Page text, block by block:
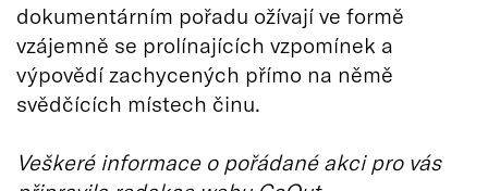
dokumentárním pořadu ožívají ve formě
vzájemně se prolínajících vzpomínek a
výpovědí zachycených přímo na němě
svědčících místech činu.
Veškeré informace o pořádané akci pro vás